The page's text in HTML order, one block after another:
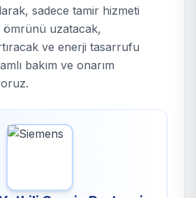
sadece tamir hizmeti
ömrünü uzatacak,
ve enerji tasarrufu
bakım ve onarım